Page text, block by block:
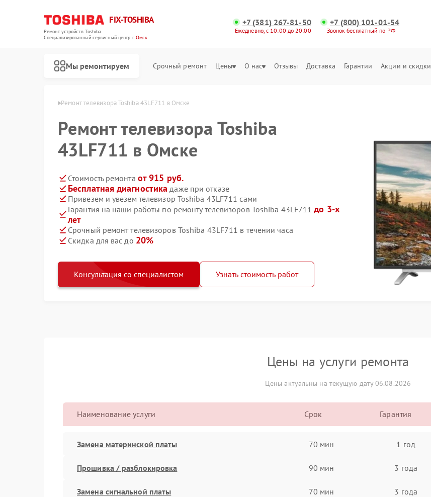
FIX-TOSHIBA
Ремонт устройств Toshiba
Специализированный cервисный центр г.Омск
+7 (381) 267-81-50
Ежедневно, с 10:00 до 20:00
+7 (800) 101-01-54
Звонок бесплатный по РФ
Мы ремонтируем Срочный ремонт Цены О нас Отзывы Доставка Гарантии Акции и скидки
Toshiba в Омске Ремонт телевизора Toshiba 43LF711 в Омске
Ремонт телевизора Toshiba
43LF711 в Омске
Стоимость ремонта от 915 руб.
Бесплатная диагностика даже при отказе
Привезем и увезем телевизор Toshiba 43LF711 сами
Гарантия на наши работы по ремонту телевизоров Toshiba 43LF711до 3-х
лет
Срочный ремонт телевизоров Toshiba 43LF711 в течении часа
Скидка для вас до 20%
Консультация со специалистом Узнать стоимость работ
Цены на услуги ремонта
Цены актуальны на текущую дату 06.08.2026
Наименование услуги Срок Гарантия
Замена материнской платы 70 мин 1 год
Прошивка / разблокировка 90 мин 3 года
Замена сигнальной платы 70 мин 3 года